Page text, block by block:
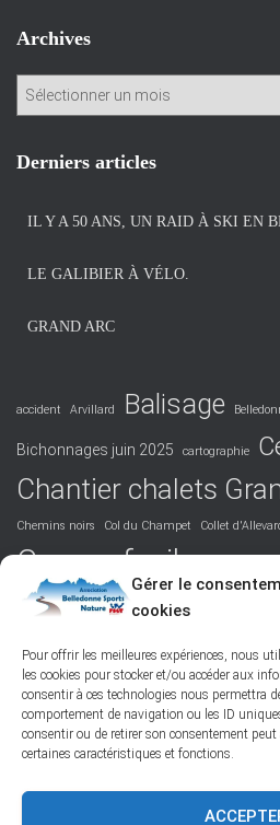
Gérer le
cookies
Pour offrir les meilleures expériences, nous
les cookies pour stocker et/ou accéder aux
consentir à ces technologies nous permettra
comportement de navigation ou les ID
consentir ou de retirer son consentement
certaines caractéristiques et fonctions.
Archives
h
Derniers articles
IL Y A 50 ANS, UN RAID À SKI EN
LE GALIBIER À VÉLO.
GRAND ARC
accident Arvillard Balisage
Bichonnages juin 2025 cartographie
Chantier chalets
Chemins noirs Col du Champet Collet
Course facile
Grandiose Hurtières Isère
Maurienne Nord-Belledonne orientation
Poésie randonnée responsabilité
Saint-Colomban-des-Villards
ski de
Tôle ondulée
Vallée des Belleville Vie de